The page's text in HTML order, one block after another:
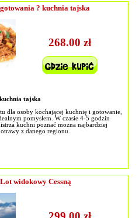
? kuchnia tajska
268.00 zł
tajska
dla osoby kochającej kuchnię i gotowanie,
pomysłem. W czasie 4-5 godzin
kuchni poznać można najbardziej
z danego regionu.
Lot widokowy Cessną